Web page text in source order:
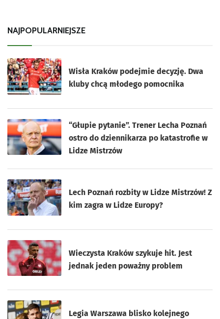
NAJPOPULARNIEJSZE
Wisła Kraków podejmie decyzję. Dwa
kluby chcą młodego pomocnika
“Głupie pytanie”. Trener Lecha Poznań
ostro do dziennikarza po katastrofie w
Lidze Mistrzów
Lech Poznań rozbity w Lidze Mistrzów! Z
kim zagra w Lidze Europy?
Wieczysta Kraków szykuje hit. Jest
jednak jeden poważny problem
Legia Warszawa blisko kolejnego